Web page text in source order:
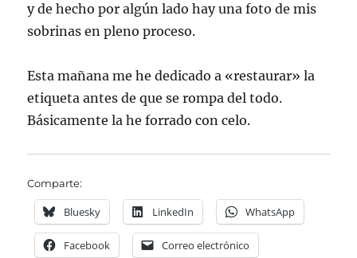
y de hecho por algún lado hay una foto de mis
sobrinas en pleno proceso.
Esta mañana me he dedicado a «restaurar» la
etiqueta antes de que se rompa del todo.
Básicamente la he forrado con celo.
Comparte:
Bluesky LinkedIn WhatsApp
Facebook Correo electrónico